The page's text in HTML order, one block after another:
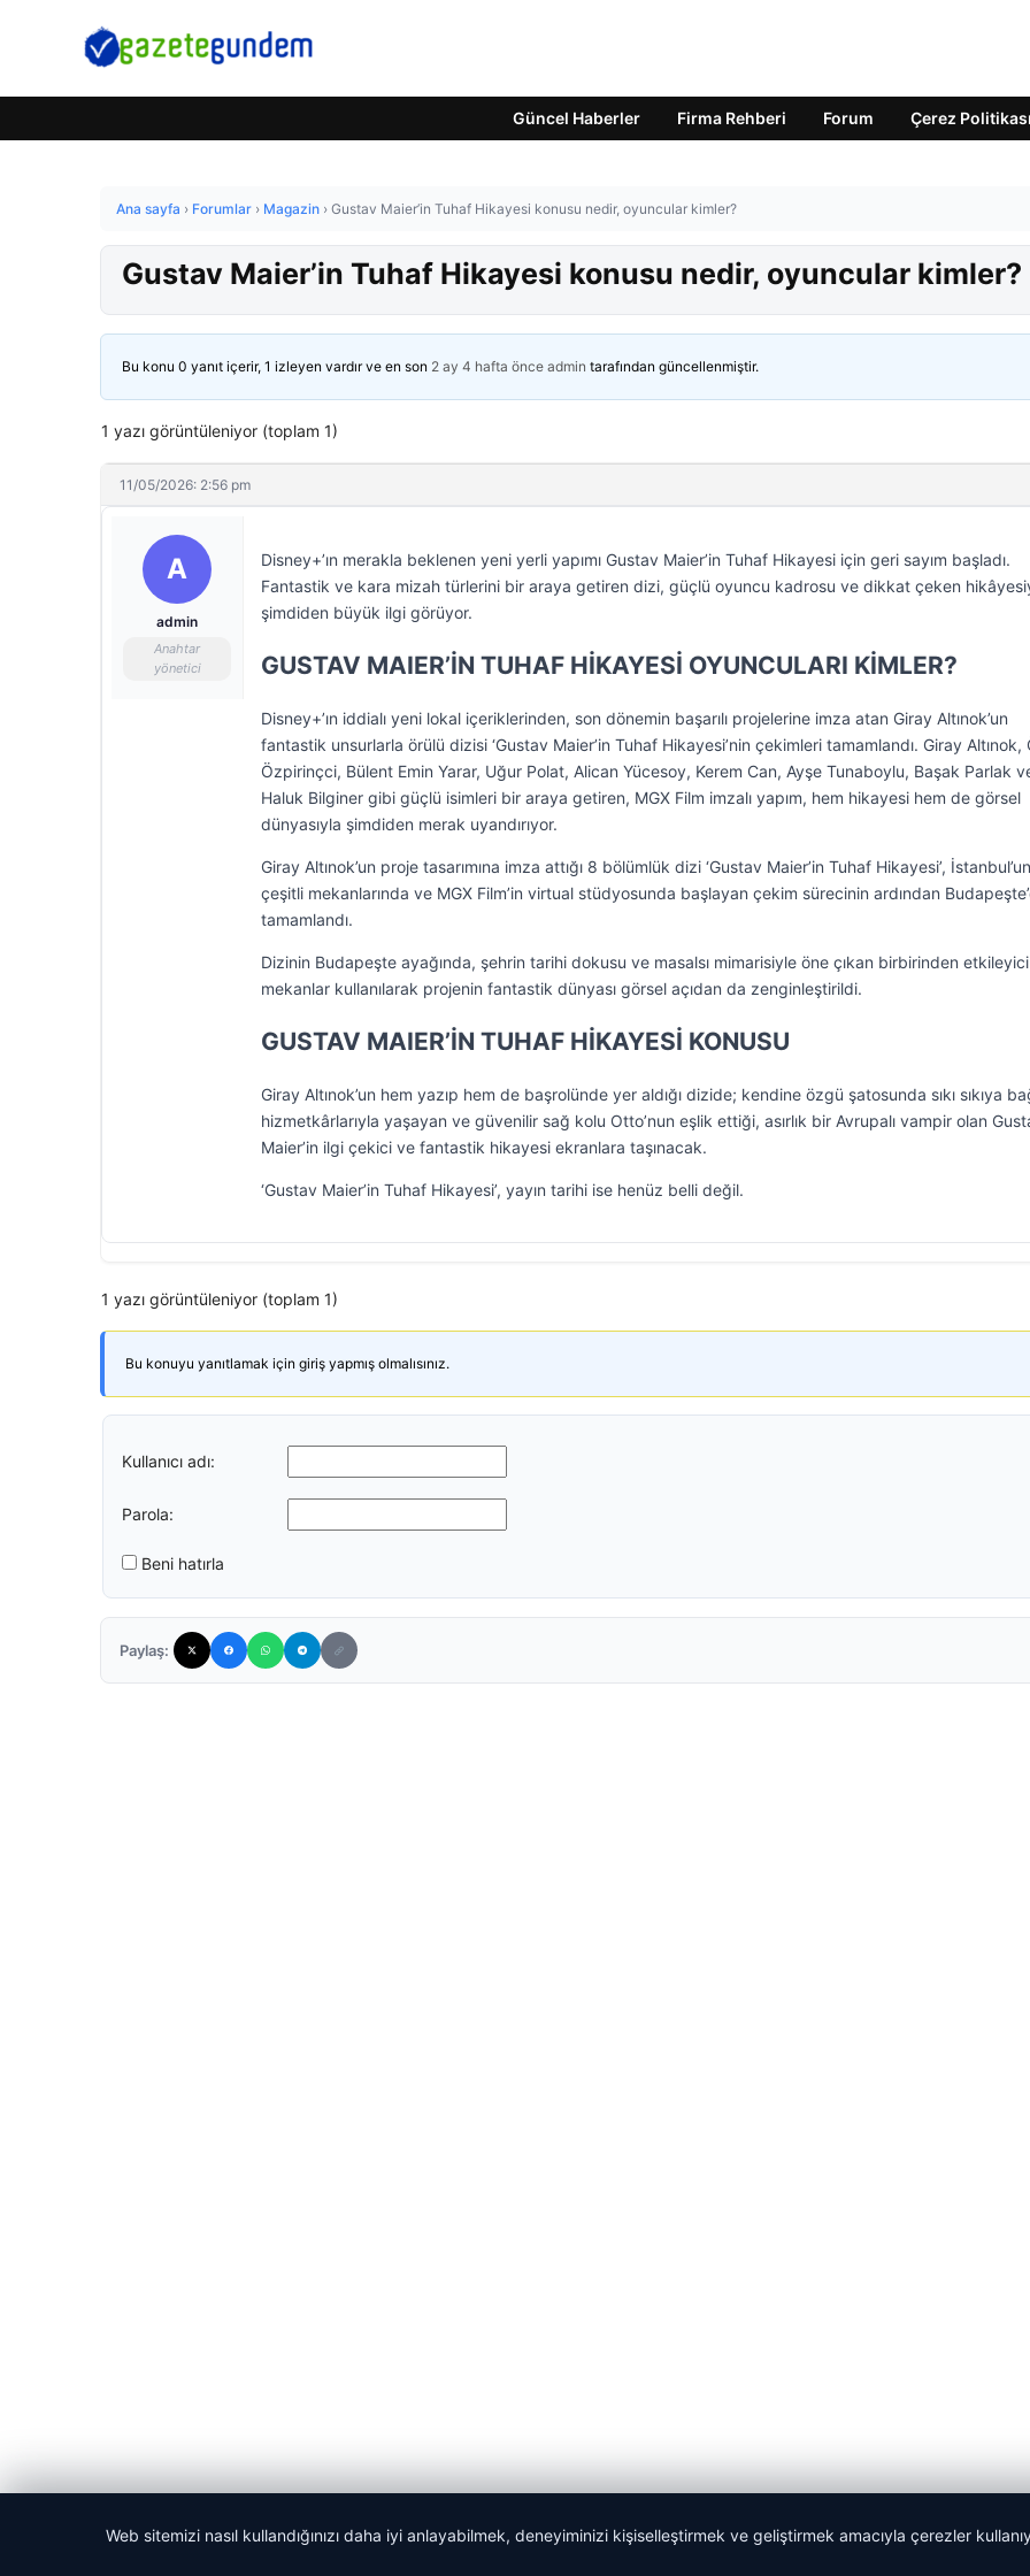
Güncel Haberler Firma Rehberi Forum Çerez Politikası
Ana sayfa › Forumlar › Magazin › Gustav Maier’in Tuhaf Hikayesi konusu nedir, oyuncular kimler?
Gustav Maier’in Tuhaf Hikayesi konusu nedir, oyuncular kimler?
Bu konu 0 yanıt içerir, 1 izleyen vardır ve en son 2 ay 4 hafta önce admin tarafından güncellenmiştir.
1 yazı görüntüleniyor (toplam 1)
11/05/2026: 2:56 pm
A
admin
Anahtar
yönetici
Disney+’ın merakla beklenen yeni yerli yapımı Gustav Maier’in Tuhaf Hikayesi için geri sayım başladı.
Fantastik ve kara mizah türlerini bir araya getiren dizi, güçlü oyuncu kadrosu ve dikkat çeken
şimdiden büyük ilgi görüyor.
GUSTAV MAIER’İN TUHAF HİKAYESİ OYUNCULARI KİMLER?
Disney+’ın iddialı yeni lokal içeriklerinden, son dönemin başarılı projelerine imza atan Giray Altınok’un
fantastik unsurlarla örülü dizisi ‘Gustav Maier’in Tuhaf Hikayesi’nin çekimleri tamamlandı. Giray Altınok,
Özpirinçci, Bülent Emin Yarar, Uğur Polat, Alican Yücesoy, Kerem Can, Ayşe Tunaboylu, Başak Parlak
Haluk Bilginer gibi güçlü isimleri bir araya getiren, MGX Film imzalı yapım, hem hikayesi hem de görsel
dünyasıyla şimdiden merak uyandırıyor.
Giray Altınok’un proje tasarımına imza attığı 8 bölümlük dizi ‘Gustav Maier’in Tuhaf Hikayesi’, İstanbul’un
çeşitli mekanlarında ve MGX Film’in virtual stüdyosunda başlayan çekim sürecinin ardından
tamamlandı.
Dizinin Budapeşte ayağında, şehrin tarihi dokusu ve masalsı mimarisiyle öne çıkan birbirinden etkileyici
mekanlar kullanılarak projenin fantastik dünyası görsel açıdan da zenginleştirildi.
GUSTAV MAIER’İN TUHAF HİKAYESİ KONUSU
Giray Altınok’un hem yazıp hem de başrolünde yer aldığı dizide; kendine özgü şatosunda sıkı sıkıya
hizmetkârlarıyla yaşayan ve güvenilir sağ kolu Otto’nun eşlik ettiği, asırlık bir Avrupalı vampir olan
Maier’in ilgi çekici ve fantastik hikayesi ekranlara taşınacak.
‘Gustav Maier’in Tuhaf Hikayesi’, yayın tarihi ise henüz belli değil.
1 yazı görüntüleniyor (toplam 1)
Bu konuyu yanıtlamak için giriş yapmış olmalısınız.
Kullanıcı adı:
Parola:
Beni hatırla
Paylaş:
Web sitemizi nasıl kullandığınızı daha iyi anlayabilmek, deneyiminizi kişiselleştirmek ve geliştirmek amacıyla çerezler